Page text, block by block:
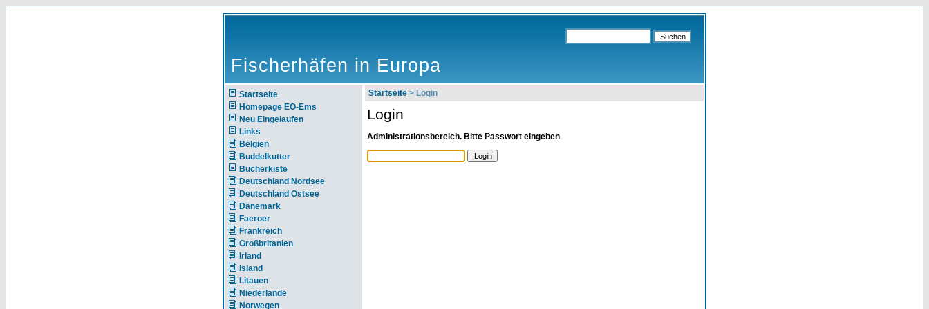
Fischerhäfen in Europa
Startseite
Homepage EO-Ems
Neu Eingelaufen
Links
Belgien
Buddelkutter
Bücherkiste
Deutschland Nordsee
Deutschland Ostsee
Dänemark
Faeroer
Frankreich
Großbritanien
Irland
Island
Litauen
Niederlande
Norwegen
Startseite > Login
Login
Administrationsbereich. Bitte Passwort eingeben